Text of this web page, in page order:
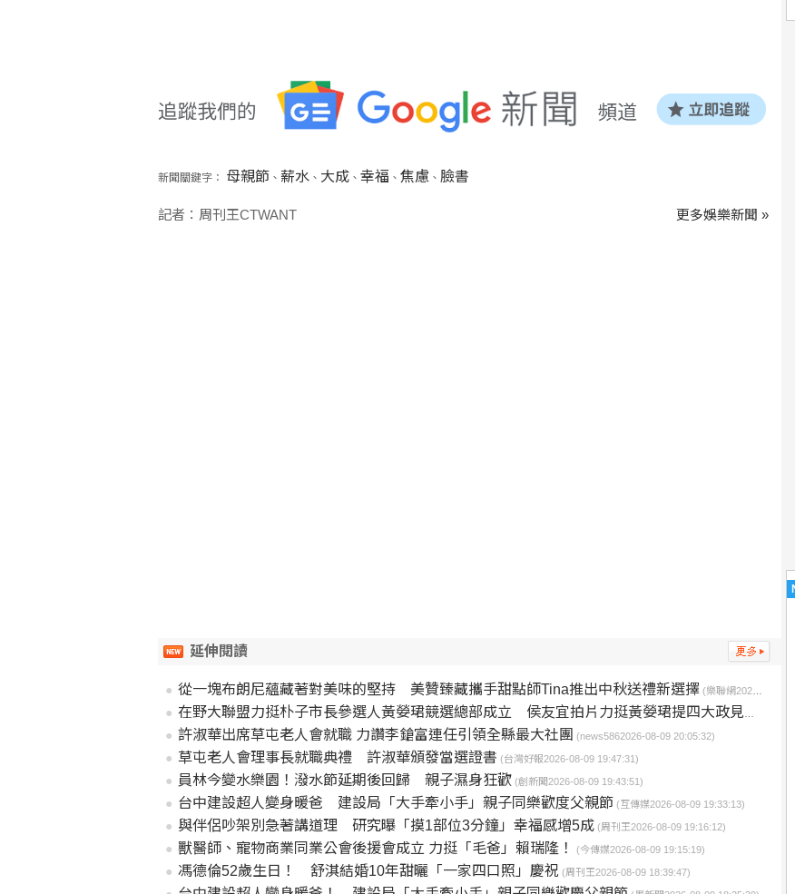
新聞關鍵字： 母親節 、 薪水、 大成、 幸福 、 焦慮 、 臉書
記者：周刊王CTWANT 更多娛樂新聞 »
延伸閱讀
從一塊布朗尼蘊藏著對美味的堅持 美贊臻藏攜手甜點師Tina推出中秋送禮新選擇 (樂聯網2026-08-10 01:53:28)
在野大聯盟力挺朴子市長參選人黃嫈珺競選總部成立 侯友宜拍片力挺黃嫈珺提四大政見打造「幸福城市科技新都」
許淑華出席草屯老人會就職 力讚李鎗富連任引領全縣最大社團 (news5862026-08-09 20:05:32)
草屯老人會理事長就職典禮 許淑華頒發當選證書 (台灣好報2026-08-09 19:47:31)
員林今變水樂園！潑水節延期後回歸 親子濕身狂歡 (創新聞2026-08-09 19:43:51)
台中建設超人變身暖爸 建設局「大手牽小手」親子同樂歡度父親節 (互傳媒2026-08-09 19:33:13)
與伴侶吵架別急著講道理 研究曝「摸1部位3分鐘」幸福感增5成 (周刊王2026-08-09 19:16:12)
獸醫師、寵物商業同業公會後援會成立 力挺「毛爸」賴瑞隆！ (今傳媒2026-08-09 19:15:19)
馮德倫52歲生日！ 舒淇結婚10年甜曬「一家四口照」慶祝 (周刊王2026-08-09 18:39:47)